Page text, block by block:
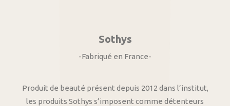
Sothys
-Fabriqué en France-
Produit de beauté présent depuis 2012 dans l’institut,
les produits Sothys s’imposent comme détenteurs